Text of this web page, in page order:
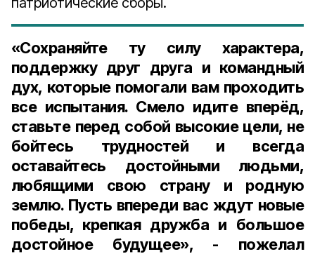
«Сохраняйте ту силу характера,
поддержку друг друга и командный
дух, которые помогали вам проходить
все испытания. Смело идите вперёд,
ставьте перед собой высокие цели, не
бойтесь трудностей и всегда
оставайтесь достойными людьми,
любящими свою страну и родную
землю. Пусть впереди вас ждут новые
победы, крепкая дружба и большое
достойное будущее», - пожелал